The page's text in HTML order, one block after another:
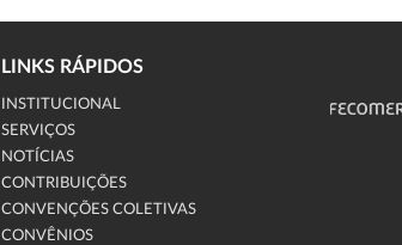
LINKS RÁPIDOS
INSTITUCIONAL
SERVIÇOS
NOTÍCIAS
CONTRIBUIÇÕES
CONVENÇÕES COLETIVAS
CONVÊNIOS